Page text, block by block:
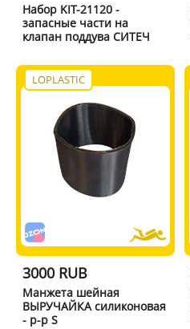
Набор KIT-21120 -
запасные части на
клапан поддува СИТЕЧ
LOPLASTIC
3000 RUB
Манжета шейная
ВЫРУЧАЙКА силиконовая
- р-р S